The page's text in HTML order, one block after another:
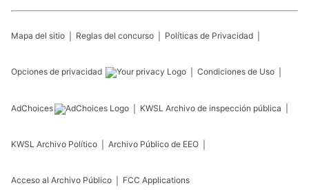
Mapa del sitio Reglas del concurso Políticas de Privacidad
Opciones de privacidad Condiciones de Uso
AdChoices KWSL Archivo de inspección pública
KWSL Archivo Político Archivo Público de EEO
Acceso al Archivo Público FCC Applications